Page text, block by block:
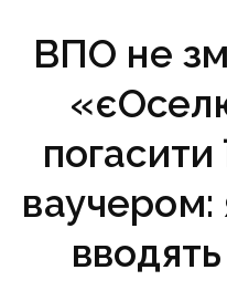
ВПО не
ваучером: